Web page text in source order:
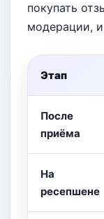
покупать
модерации,
Этап
После
приёма
На
ресепшене